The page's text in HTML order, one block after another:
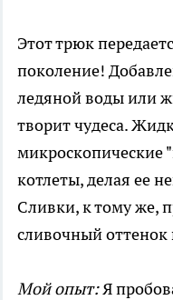
Этот трюк
поколение!
ледяной воды или
творит чудеса.
микроскопические
котлеты, делая ее
Сливки, к тому же,
сливочный оттенок
Мой опыт:Я